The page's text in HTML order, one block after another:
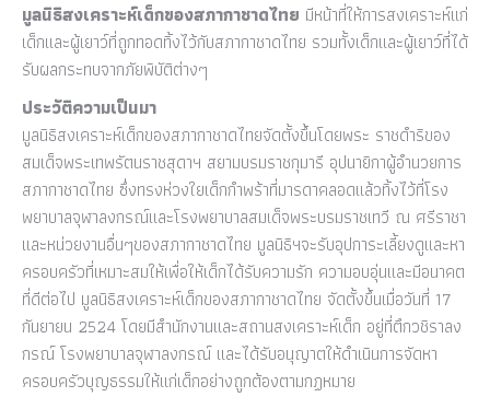
มูลนิธิสงเคราะห์เด็กของสภากาชาดไทย มีหน้าที่ให้การสงเคราะห์แก่
เด็กและผู้เยาว์ที่ถูกทอดทิ้งไว้กับสภากาชาดไทย รวมทั้งเด็กและผู้เยาว์ที่ได้
รับผลกระทบจากภัยพิบัติต่างๆ
ประวัติความเป็นมา
มูลนิธิสงเคราะห์เด็กของสภากาชาดไทยจัดตั้งขึ้นโดยพระ ราชดำริของ
สมเด็จพระเทพรัตนราชสุดาฯ สยามบรมราชกุมารี อุปนายิกาผู้อำนวยการ
สภากาชาดไทย ซึ่งทรงห่วงใยเด็กกำพร้าที่มารดาคลอดแล้วทิ้งไว้ที่โรง
พยาบาลจุฬาลงกรณ์และโรงพยาบาลสมเด็จพระบรมราชเทวี ณ ศรีราชา
และหน่วยงานอื่นๆของสภากาชาดไทย มูลนิธิฯจะรับอุปการะเลี้ยงดูและหา
ครอบครัวที่เหมาะสมให้เพื่อให้เด็กได้รับความรัก ความอบอุ่นและมีอนาคต
ที่ดีต่อไป มูลนิธิสงเคราะห์เด็กของสภากาชาดไทย จัดตั้งขึ้นเมื่อวันที่ 17
กันยายน 2524 โดยมีสำนักงานและสถานสงเคราะห์เด็ก อยู่ที่ตึกวชิราลง
กรณ์ โรงพยาบาลจุฬาลงกรณ์ และได้รับอนุญาตให้ดำเนินการจัดหา
ครอบครัวบุญธรรมให้แก่เด็กอย่างถูกต้องตามกฏหมาย